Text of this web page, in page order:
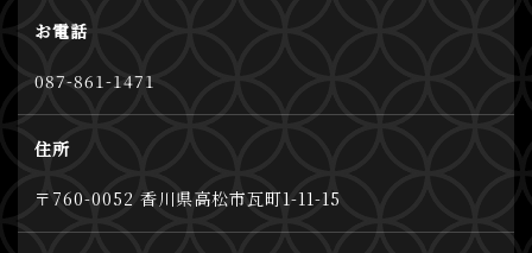
お電話
087-861-1471
住所
〒760-0052 香川県高松市瓦町1-11-15